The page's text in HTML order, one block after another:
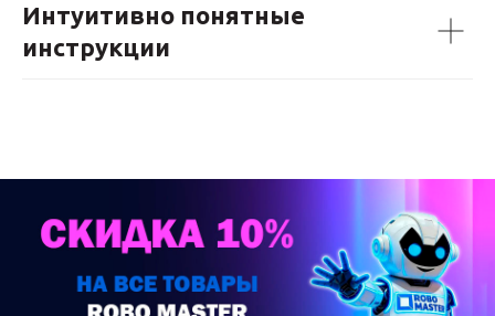
Интуитивно понятные
инструкции